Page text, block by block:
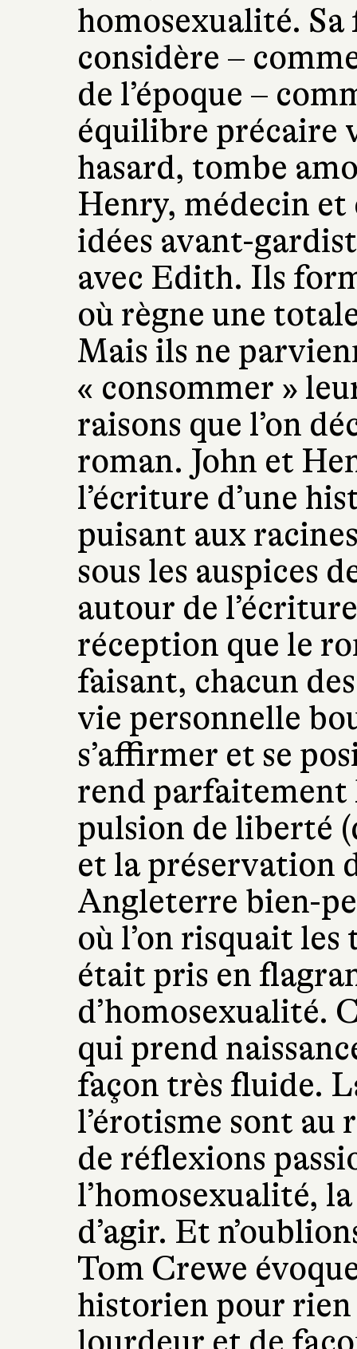
homosexualité. Sa
considère –
de l’époque –
équilibre précaire
hasard, tombe
Henry, médecin
idées avant-
avec Edith. Ils
où règne une
Mais ils ne
« consommer »
raisons que l’on
roman. John et
l’écriture d’une
puisant aux
sous les auspices
autour de
réception que le
faisant, chacun
vie personnelle
s’affirmer et se
rend parfaitement
pulsion de liberté
et la préservation
Angleterre bien-
où l’on risquait
était pris en
d’homosexualité.
qui prend
façon très fluide.
l’érotisme sont au
de réflexions
l’homosexualité,
d’agir. Et
Tom Crewe
historien pour rien